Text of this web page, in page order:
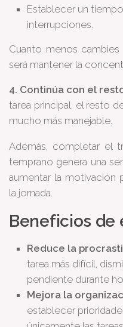
Establecer un
interrupciones.
Cuanto menos
será mantener la
4. Continúa con el
tarea principal, el resto
mucho más manejable.
Además, completar el
temprano genera una
aumentar la motivación
la jornada.
Beneficios de
Reduce la
tarea más difícil,
pendiente durante
Mejora la
establecer